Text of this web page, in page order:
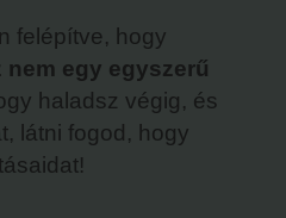
felépítve, hogy
nem egy egyszerű
haladsz végig, és
látni fogod, hogy